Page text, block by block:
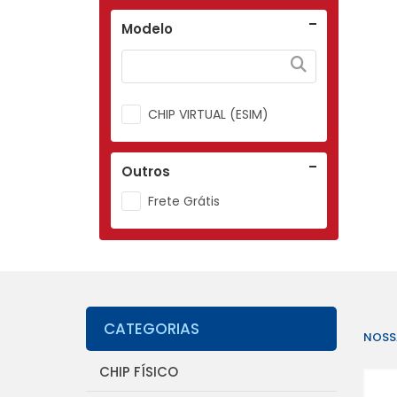
Modelo
CHIP VIRTUAL (ESIM)
Outros
Frete Grátis
CATEGORIAS
CHIP FÍSICO